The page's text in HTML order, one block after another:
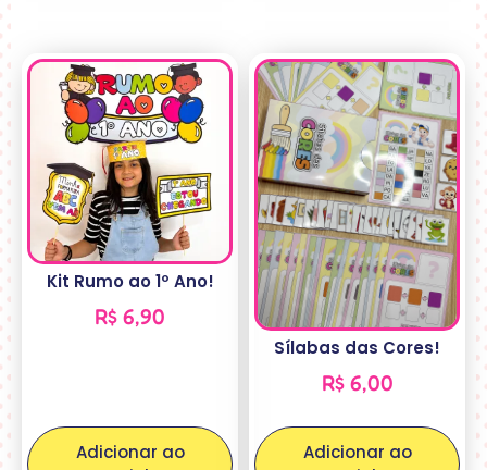
Kit Rumo ao 1º Ano!
R$ 6,90
Adicionar ao
Sílabas das Cores!
R$6,00
Adicionar ao